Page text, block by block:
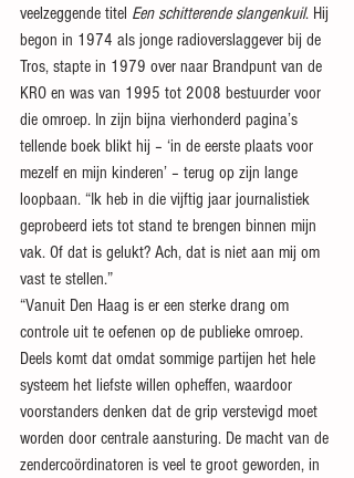
veelzeggende titel Een schitterende slangenkuil. Hij
begon in 1974 als jonge radioverslaggever bij de
Tros, stapte in 1979 over naar Brandpunt van de
KRO en was van 1995 tot 2008 bestuurder voor
die omroep. In zijn bijna vierhonderd pagina’s
tellende boek blikt hij – ‘in de eerste plaats voor
mezelf en mijn kinderen’ – terug op zijn lange
loopbaan. “Ik heb in die vijftig jaar journalistiek
geprobeerd iets tot stand te brengen binnen mijn
vak. Of dat is gelukt? Ach, dat is niet aan mij om
vast te stellen.”
“Vanuit Den Haag is er een sterke drang om
controle uit te oefenen op de publieke omroep.
Deels komt dat omdat sommige partijen het hele
systeem het liefste willen opheffen, waardoor
voorstanders denken dat de grip verstevigd moet
worden door centrale aansturing. De macht van de
zendercoördinatoren is veel te groot geworden, in